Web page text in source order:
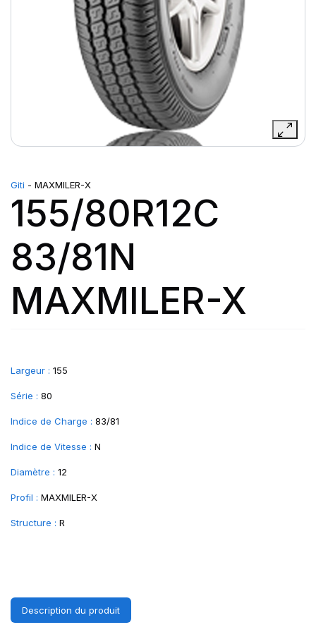
Giti - MAXMILER-X
155/80R12C
83/81N
MAXMILER-X
Largeur : 155
Série : 80
Indice de Charge : 83/81
Indice de Vitesse : N
Diamètre : 12
Profil : MAXMILER-X
Structure : R
Description du produit